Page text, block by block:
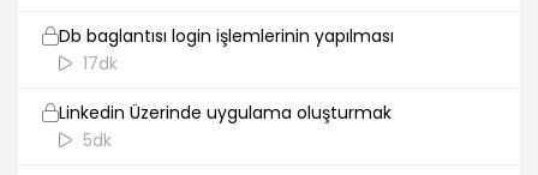
Db baglantısı login işlemlerinin yapılması
17dk
Linkedin Üzerinde uygulama oluşturmak
5dk